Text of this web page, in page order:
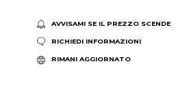
AVVISAMI SE IL PREZZO SCENDE
RICHIEDI INFORMAZIONI
RIMANI AGGIORNATO